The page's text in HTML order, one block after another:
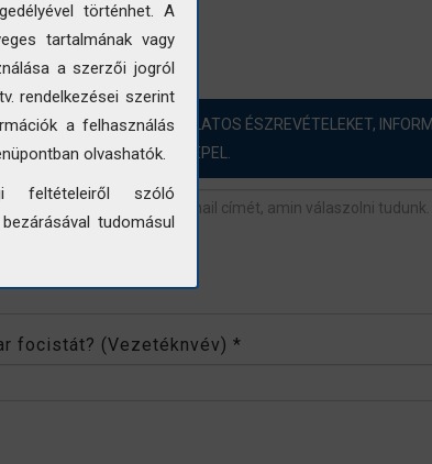
belső kép posta
A FOTÓINKKAL KAPCSOLATOS ÉSZREVÉTELEKET,
„NINCS ADAT” SZEREPEL.
focistát? (Vezetéknvév)*
történhet. A
tartalmának vagy
a szerzői jogról
rendelkezései szerint
a felhasználás
olvashatók.
feltételeiről szóló
tudomásul